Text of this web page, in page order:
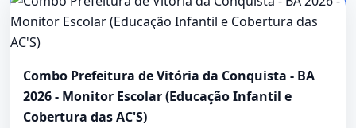
Combo Prefeitura de Vitória da Conquista - BA
2026 - Monitor Escolar (Educação Infantil e
Cobertura das AC'S)